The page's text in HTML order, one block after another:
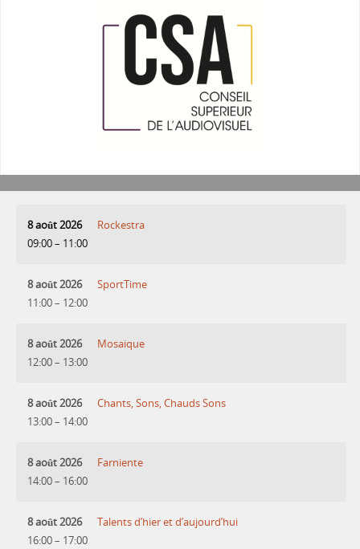
8 août 2026
09:00– 11:00
Rockestra
8 août 2026
11:00– 12:00
SportTime
8 août 2026
12:00– 13:00
Mosaique
8 août 2026
13:00– 14:00
Chants, Sons, Chauds Sons
8 août 2026
14:00– 16:00
Farniente
8 août 2026
16:00– 17:00
Talents d’hier et d’aujourd’hui